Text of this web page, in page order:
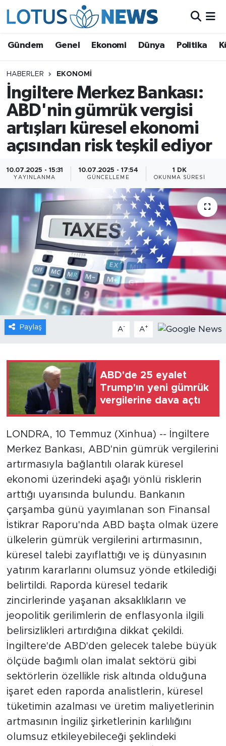
Gündem Genel Ekonomi Dünya Politika
HABERLER EKONOMI
İngiltere Merkez Bankası:
ABD'nin gümrük vergisi
artışları küresel ekonomi
açısından risk teşkil ediyor
10.07.2025 - 15:31
YAYINLANMA
10.07.2025 - 17:54
GÜNCELLEME
1 DK
OKUNMA SÜRESI
Paylaş A- A+
ABD'de 25 eyalet
Trump'ın yeni gümrük
vergilerine dava açtı
LONDRA, 10 Temmuz (Xinhua) -- İngiltere
Merkez Bankası, ABD'nin gümrük vergilerini
artırmasıyla bağlantılı olarak küresel
ekonomi üzerindeki aşağı yönlü risklerin
arttığı uyarısında bulundu. Bankanın
çarşamba günü yayımlanan son Finansal
İstikrar Raporu'nda ABD başta olmak üzere
ülkelerin gümrük vergilerini artırmasının,
küresel talebi zayıflattığı ve iş dünyasının
yatırım kararlarını olumsuz yönde etkilediği
belirtildi. Raporda küresel tedarik
zincirlerinde yaşanan aksaklıkların ve
jeopolitik gerilimlerin de enflasyonla ilgili
belirsizlikleri artırdığına dikkat çekildi.
İngiltere'de ABD'den gelecek talebe büyük
ölçüde bağımlı olan imalat sektörü gibi
sektörlerin özellikle risk altında olduğuna
işaret eden raporda analistlerin, küresel
tüketimin azalması ve üretim maliyetlerinin
artmasının İngiliz şirketlerinin karlılığını
olumsuz etkileyebileceği şeklindeki
Ekonomi
Dünya
Politika
Kültür - Sanat ve Tarih
Yaşam
Bilim ve Teknoloji
Çin Fuarları
Gündem
Video
Sağlık
Foto Haber
Xinhua Türkiye
Seyahat